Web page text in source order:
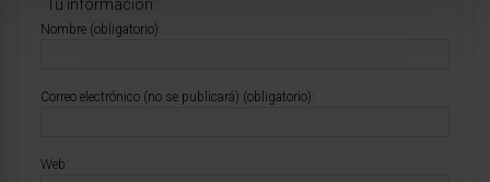
Tu información:
Nombre (obligatorio):
Correo electrónico (no se publicará) (obligatorio):
Web: